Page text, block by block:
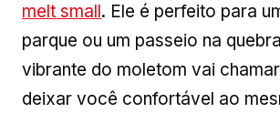
melt small. Ele é perfeito para
parque ou um passeio na
vibrante do moletom vai
deixar você confortável ao